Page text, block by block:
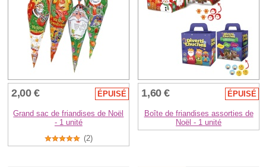
2,00 € ÉPUISÉ
Grand sac de friandises de Noël
- 1 unité
(2)
1,60 € ÉPUISÉ
Boîte de friandises assorties de
Noël - 1 unité